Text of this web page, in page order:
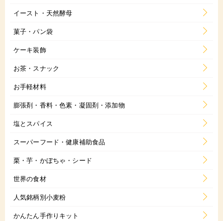
イースト・天然酵母
菓子・パン袋
ケーキ装飾
お茶・スナック
お手軽材料
膨張剤・香料・色素・凝固剤・添加物
塩とスパイス
スーパーフード・健康補助食品
栗・芋・かぼちゃ・シード
世界の食材
人気銘柄別小麦粉
かんたん手作りキット